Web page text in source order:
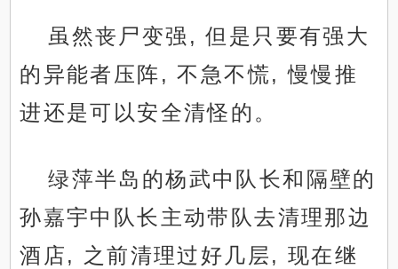
虽然丧尸变强, 但是只要有强大
的异能者压阵, 不急不慌, 慢慢推
进还是可以安全清怪的。
绿萍半岛的杨武中队长和隔壁的
孙嘉宇中队长主动带队去清理那边
酒店, 之前清理过好几层, 现在继